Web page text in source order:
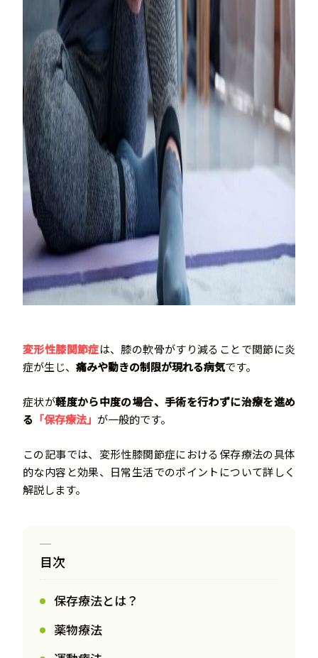
変形性膝関節症は、膝の軟骨がすり減ることで関節に炎
症が生じ、 痛みや動きの制限が現れる病気です。
症状が軽度から中度の場合、手術を行わずに治療を進め
る 「保存療法」 が一般的です。
この記事では、変形性膝関節症における保存療法の具体
的な内容と効果、日常生活でのポイントについて詳しく
解説します。
目次
保存療法とは？
薬物療法